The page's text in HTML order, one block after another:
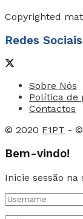
Copyrighted
Redes Sociais
Sobre Nós
Política de
Contactos
© 2020 F1PT - ©
Bem-vindo!
Inicie sessão na